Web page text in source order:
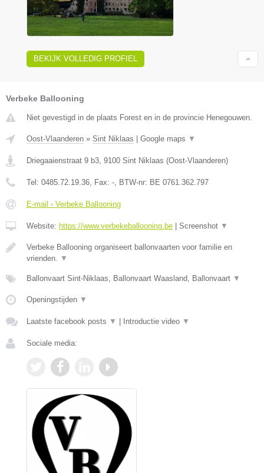
BEKIJK VOLLEDIG PROFIEL
Verbeke Ballooning
Niet gevestigd in de plaats Forest en in de provincie Henegouwen.
Oost-Vlaanderen » Sint Niklaas Google maps ▼
Driegaaienstraat 9 b3, 9100 Sint Niklaas (Oost-Vlaanderen)
Tel: 0485.72.19.36, Fax: -, BTW-nr: BE 0761.362.797
E-mail › Verbeke Ballooning
Website: https://www.verbekeballooning.be Screenshot ▼
Verbeke Ballooning organiseert ballonvaarten voor familie en
vrienden. ▼
Ballonvaart Sint-Niklaas, Ballonvaart Waasland, Ballonvaart ▼
Openingstijden ▼
Laatste facebook posts ▼ Introductie video ▼
Sociale media: